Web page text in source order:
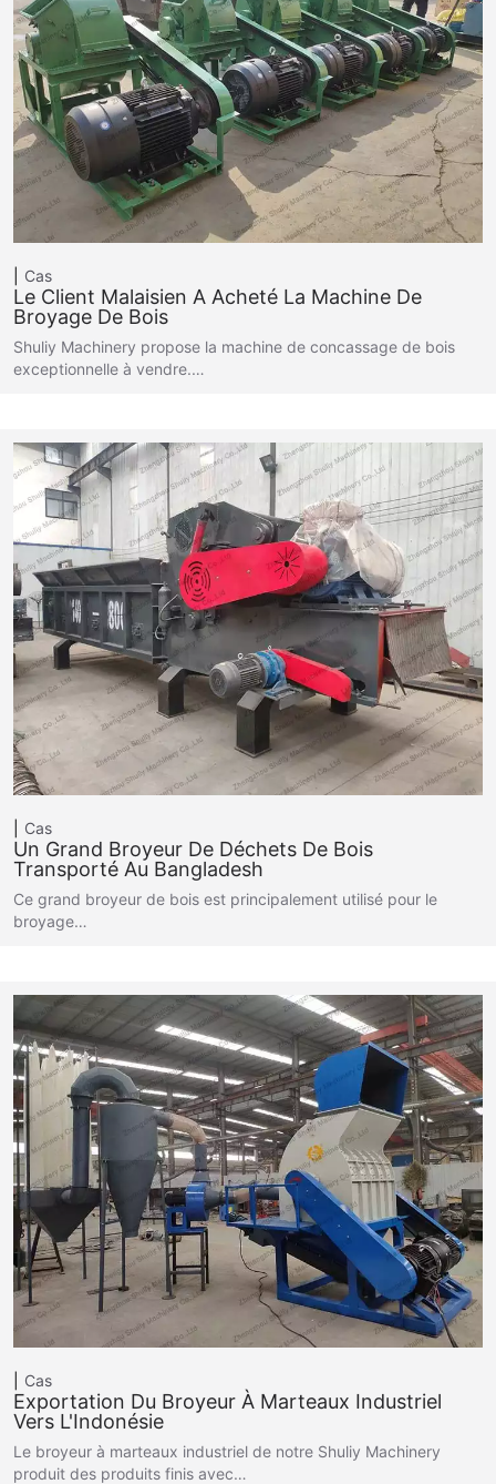
Cas
Le Client Malaisien A Acheté La Machine De
Broyage De Bois
Shuliy Machinery propose la machine de concassage de bois
exceptionnelle à vendre.…
Cas
Un Grand Broyeur De Déchets De Bois
Transporté Au Bangladesh
Ce grand broyeur de bois est principalement utilisé pour le
broyage…
Cas
Exportation Du Broyeur À Marteaux Industriel
Vers L'Indonésie
Le broyeur à marteaux industriel de notre Shuliy Machinery
produit des produits finis avec…